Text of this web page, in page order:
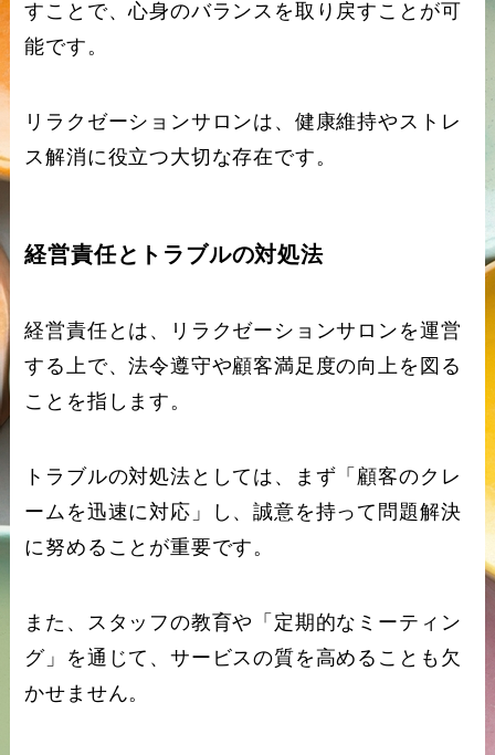
すことで、心身のバランスを取り戻すことが可
能です。
リラクゼーションサロンは、健康維持やストレ
ス解消に役立つ大切な存在です。
経営責任とトラブルの対処法
経営責任とは、リラクゼーションサロンを運営
する上で、法令遵守や顧客満足度の向上を図る
ことを指します。
トラブルの対処法としては、まず「顧客のクレ
ームを迅速に対応」し、誠意を持って問題解決
に努めることが重要です。
また、スタッフの教育や「定期的なミーティン
グ」を通じて、サービスの質を高めることも欠
かせません。